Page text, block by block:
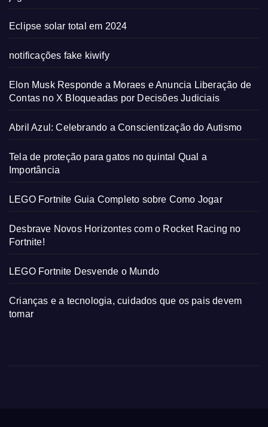
Eclipse solar total em 2024
notificações fake kiwify
Elon Musk Responde a Moraes e Anuncia Liberação de
Contas no X Bloqueadas por Decisões Judiciais
Abril Azul: Celebrando a Conscientização do Autismo
Tela de proteção para gatos no quintal Qual a
Importância
LEGO Fortnite Guia Completo sobre Como Jogar
Desbrave Novos Horizontes com o Rocket Racing no
Fortnite!
LEGO Fortnite Desvende o Mundo
Crianças e a tecnologia, cuidados que os pais devem
tomar